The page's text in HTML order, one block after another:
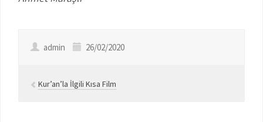
admin 26/02/2020
Kur’an’la İlgili Kısa Film